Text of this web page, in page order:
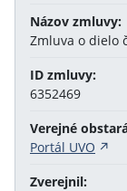
Názov zmluvy:
Zmluva o dielo
ID zmluvy:
6352469
Verejné
Portál UVO
Zverejnil: